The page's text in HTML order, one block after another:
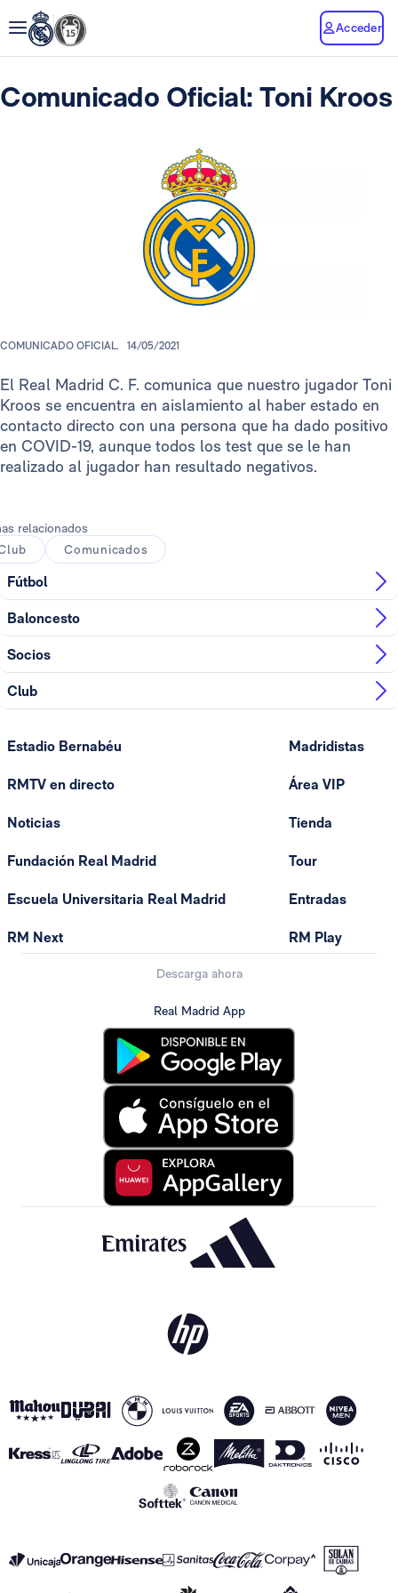
Acceder
Comunicado Oficial: Toni Kroos
COMUNICADO OFICIAL. 14/05/2021
El Real Madrid C. F. comunica que nuestro jugador Toni
Kroos se encuentra en aislamiento al haber estado en
contacto directo con una persona que ha dado positivo
en COVID-19, aunque todos los test que se le han
realizado al jugador han resultado negativos.
relacionados
Comunicados
Fútbol
Baloncesto
Socios
Club
Estadio Bernabéu
RMTV en directo
Noticias
Fundación Real Madrid
Escuela Universitaria Real Madrid
RM Next
Madridistas
Área VIP
Tienda
Tour
Entradas
RM Play
Descarga ahora
Real Madrid App